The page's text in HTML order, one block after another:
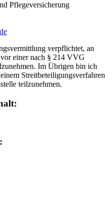
Pflegeversicherung
verpflichtet, an
einer nach § 214 VVG
Im Übrigen bin ich
Streitbeteiligungsverfahren
teilzunehmen.